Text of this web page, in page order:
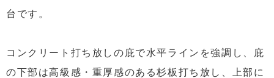
台です。
コンクリート打ち放しの庇で水平ラインを強調し、庇
の下部は高級感・重厚感のある杉板打ち放し、上部に